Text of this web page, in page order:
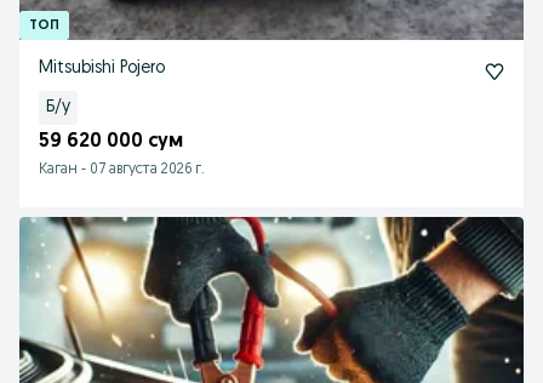
Mitsubishi Pojero
Б/у
59 620 000 сум
Каган - 07 августа 2026 г.